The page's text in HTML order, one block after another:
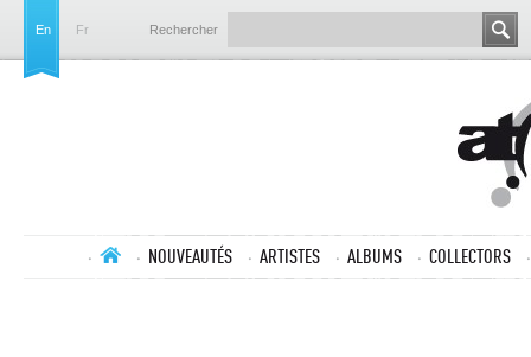
En Fr Rechercher
NOUVEAUTÉS ARTISTES ALBUMS COLLECTORS